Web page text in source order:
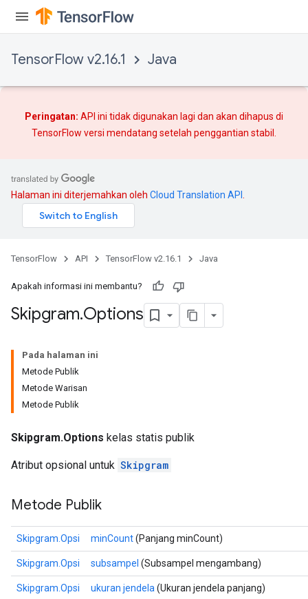
TensorFlow v2.16.1 Java
Peringatan: API ini tidak digunakan lagi dan akan dihapus di
TensorFlow versi mendatang setelah penggantian stabil.
Halaman ini diterjemahkan oleh Cloud Translation API
TensorFlow API TensorFlow v2.16.1 Java
Apakah informasi ini membantu?
Skipgram.Options
Pada halaman ini
Metode Publik
Metode Warisan
Metode Publik
Skipgram.Options kelas statis publik
Atribut opsional untuk Skipgram
Metode Publik
Skipgram.Opsi minCount(Panjang minCount)
Skipgram.Opsi subsampel (Subsampel mengambang)
Skipgram.Opsi ukuran jendela (Ukuran jendela panjang)